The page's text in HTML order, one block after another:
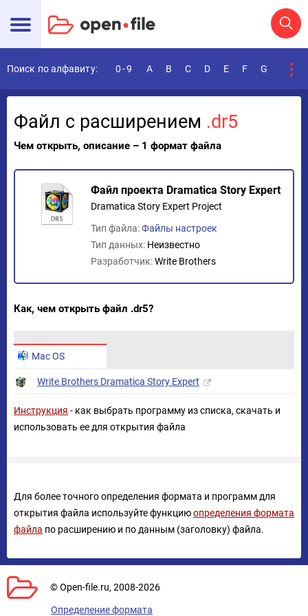
Поиск по алфавиту: 0-9 A B C D E F G
Файл с расширением .dr5
Чем открыть, описание – 1 формат файла
Файл проекта Dramatica Story Expert
Dramatica Story Expert Project
Тип файла:Файлы настроек
Тип данных: Неизвестно
Разработчик:Write Brothers
Как, чем открыть файл .dr5?
Mac OS
Write Brothers Dramatica Story Expert
Инструкция - как выбрать программу из списка, скачать и
использовать ее для открытия файла
Для более точного определения формата и программ для
открытия файла используйте функциюопределения формата
файла по расширению и по данным (заголовку) файла.
© Open-file.ru, 2008-2026
Определение формата